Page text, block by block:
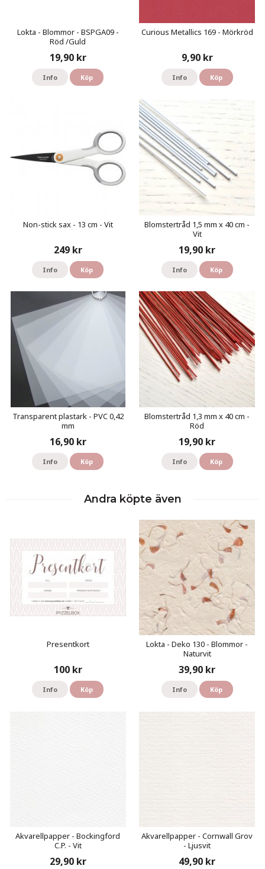
Lokta - Blommor - BSPGA09 -
Röd /Guld
19,90 kr
Info Köp
Curious Metallics 169 - Mörkröd
9,90 kr
Info Köp
Non-stick sax - 13 cm - Vit
249 kr
Info Köp
Blomstertråd 1,5 mm x 40 cm -
Vit
19,90 kr
Info Köp
Transparent plastark - PVC 0,42
mm
16,90 kr
Info Köp
Blomstertråd 1,3 mm x 40 cm -
Röd
19,90 kr
Info Köp
Andra köpte även
Presentkort
100 kr
Info Köp
Lokta - Deko 130 - Blommor -
Naturvit
39,90 kr
Info Köp
Akvarellpapper - Bockingford
C.P. - Vit
29,90 kr
Akvarellpapper - Cornwall Grov
- Ljusvit
49,90 kr